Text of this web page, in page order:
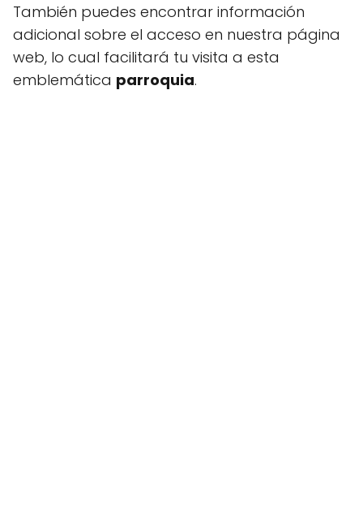
También puedes encontrar información
adicional sobre el acceso en nuestra página
web, lo cual facilitará tu visita a esta
emblemática parroquia.